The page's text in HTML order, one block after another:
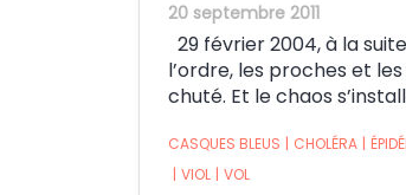
20 septembre 2011
29 février 2004, à la
l’ordre, les proches et
chuté. Et le chaos
CASQUES BLEUS | CHOLÉRA |
| VIOL | VOL